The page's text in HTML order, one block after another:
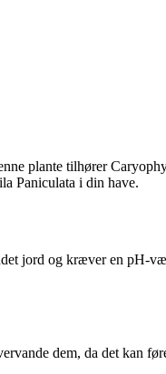
plante tilhører
Paniculata i din have.
jord og kræver en pH-
dem, da det kan